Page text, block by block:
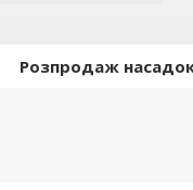
Розпродаж